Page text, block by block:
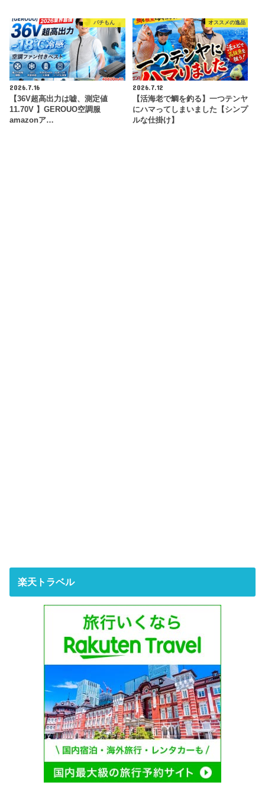
パチもん
2026.7.16
【36V超高出力は嘘、測定値
11.70V 】GEROUO空調服
amazonア…
オススメの逸品
2026.7.12
【活海老で鯛を釣る】一つテンヤ
にハマってしまいました【シンプ
ルな仕掛け】
楽天トラベル